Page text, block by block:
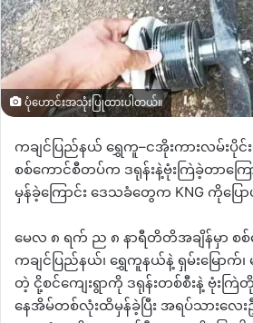
ပုံဟောင်းအသုံးပြုထားပါတယ်။
ကချင်ပြည်နယ် ရွှေကူ–ငအိုးကားလမ်းပိုင်
စစ်ကောင်စီတပ်က ဒရုန်းနဲ့ဗုံးကြဲခဲ့တာကြ
မှန်ခဲ့ကြောင်း ဒေသခံတွေက KNG ကိုပြေ
မေလ ၈ ရက် ည ၈ နာရီတိတိအချိန်မှာ စ
ကချင်ပြည်နယ်၊ ရွှေကူနယ်နဲ့ ရှမ်းမြောက်
တဲ့ ငို့စင်ကျေးရွာကို ဒရုန်းတစ်စီးနဲ့ ဗုံးက
နေအိမ်တစ်လုံးထိမှန်ခဲ့ပြီး အရပ်သားလ